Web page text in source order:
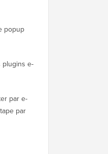
popup
plugins e-
par e-
par